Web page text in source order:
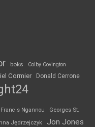
boks Colby Covington
Cormier Donald Cerrone
Francis Ngannou
Georges St.
Jędrzejczyk Jon Jones